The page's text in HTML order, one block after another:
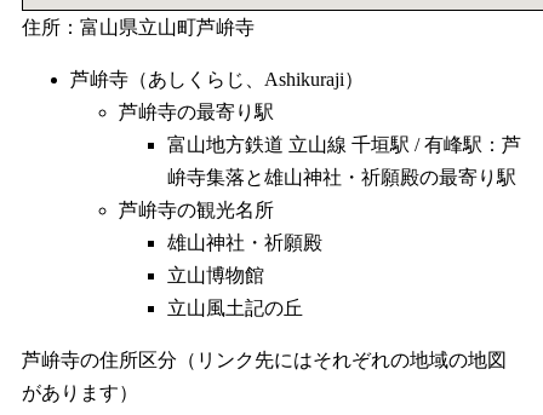
住所：富山県立山町芦峅寺
芦峅寺（あしくらじ、Ashikuraji）
芦峅寺の最寄り駅
富山地方鉄道 立山線 千垣駅 / 有峰駅：芦
峅寺集落と雄山神社・祈願殿の最寄り駅
芦峅寺の観光名所
雄山神社・祈願殿
立山博物館
立山風土記の丘
芦峅寺の住所区分（リンク先にはそれぞれの地域の地図
があります）